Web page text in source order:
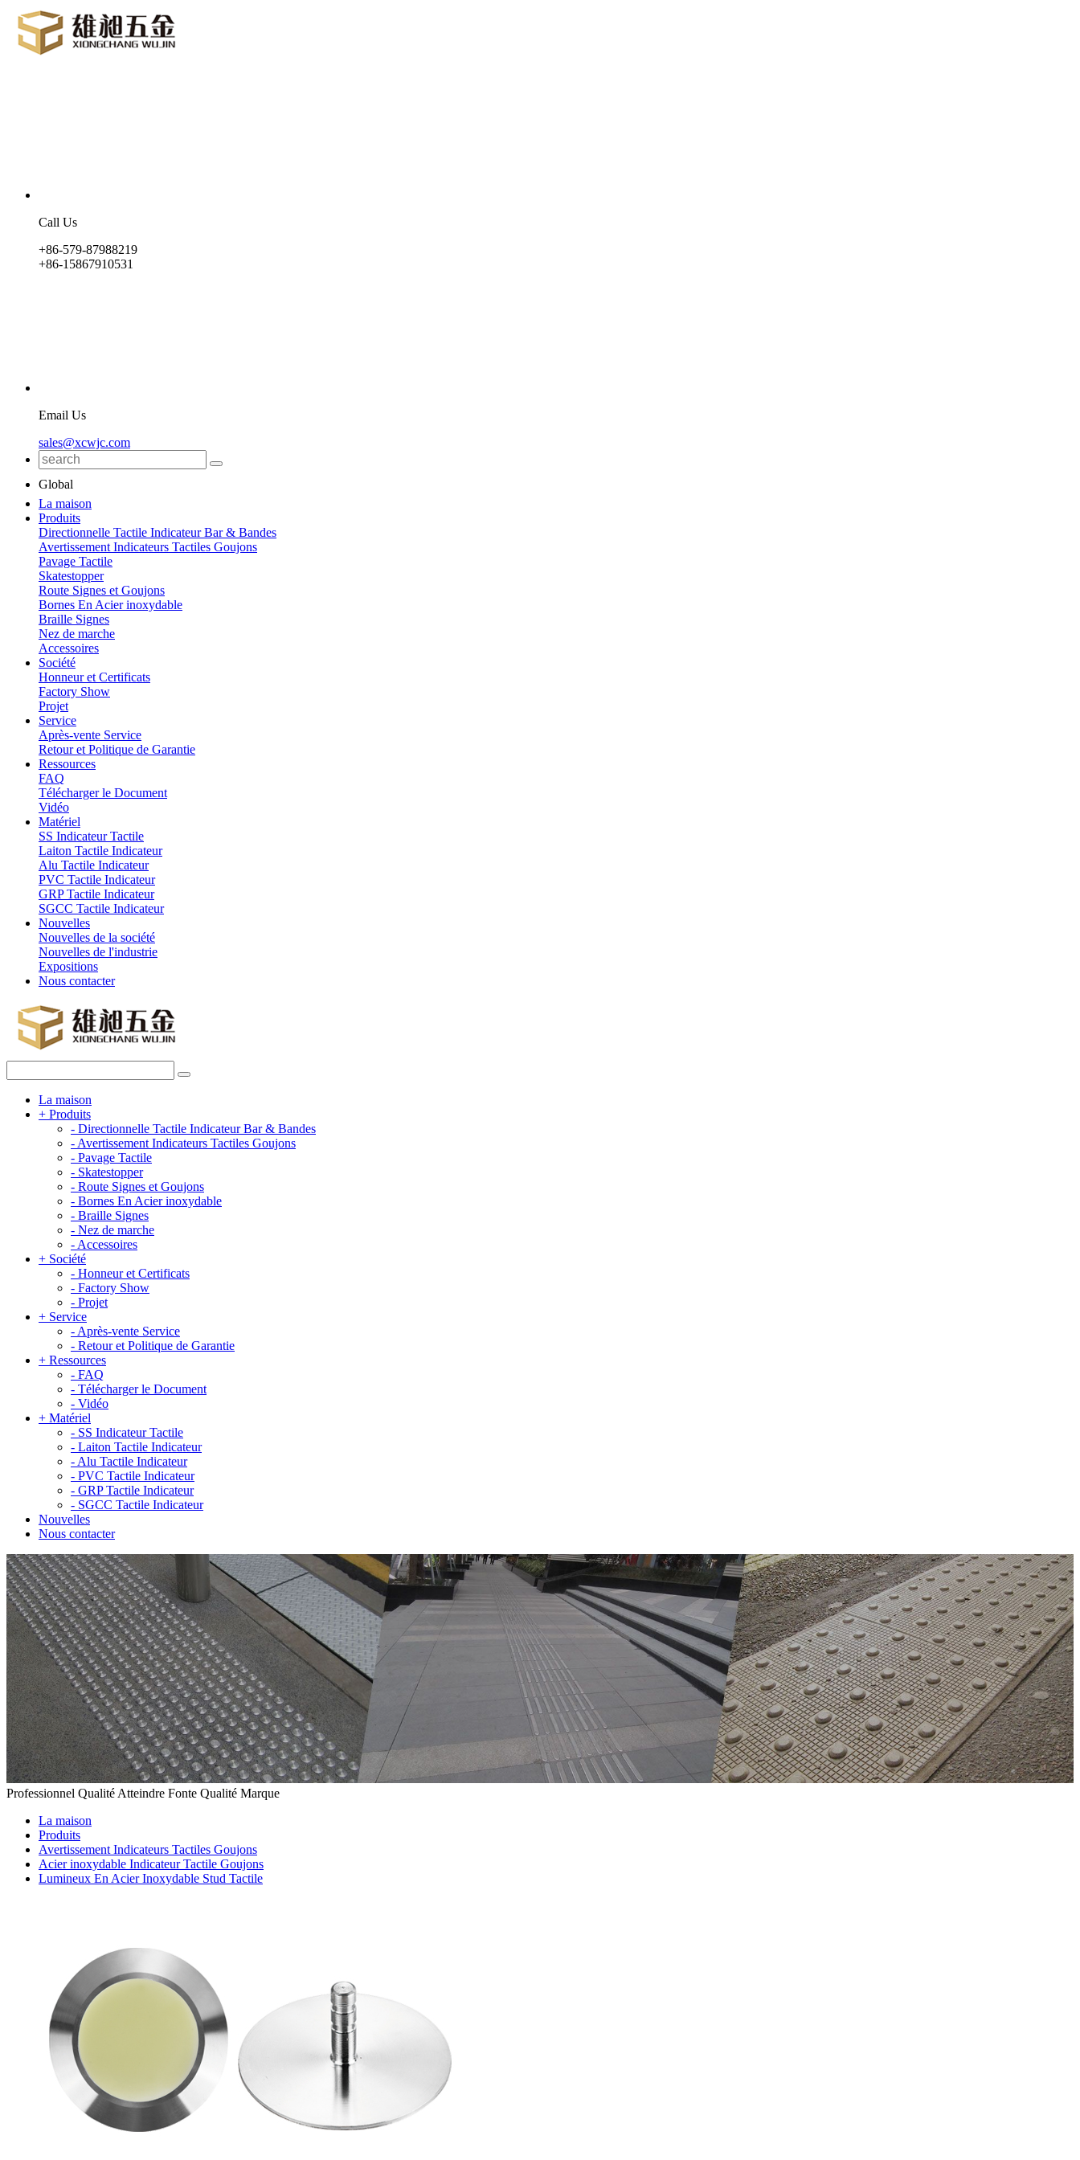
Call Us
+86-579-87988219
+86-15867910531
Email Us
sales@xcwjc.com
Global
La maison
Produits
Directionnelle Tactile Indicateur Bar & Bandes
Avertissement Indicateurs Tactiles Goujons
Pavage Tactile
Skatestopper
Route Signes et Goujons
Bornes En Acier inoxydable
Braille Signes
Nez de marche
Accessoires
Société
Honneur et Certificats
Factory Show
Projet
Service
Après-vente Service
Retour et Politique de Garantie
Ressources
FAQ
Télécharger le Document
Vidéo
Matériel
SS Indicateur Tactile
Laiton Tactile Indicateur
Alu Tactile Indicateur
PVC Tactile Indicateur
GRP Tactile Indicateur
SGCC Tactile Indicateur
Nouvelles
Nouvelles de la société
Nouvelles de l'industrie
Expositions
Nous contacter
La maison
+ Produits
- Directionnelle Tactile Indicateur Bar & Bandes
- Avertissement Indicateurs Tactiles Goujons
- Pavage Tactile
- Skatestopper
- Route Signes et Goujons
- Bornes En Acier inoxydable
- Braille Signes
- Nez de marche
- Accessoires
+ Société
- Honneur et Certificats
- Factory Show
- Projet
+ Service
- Après-vente Service
- Retour et Politique de Garantie
+ Ressources
- FAQ
- Télécharger le Document
- Vidéo
+ Matériel
- SS Indicateur Tactile
- Laiton Tactile Indicateur
- Alu Tactile Indicateur
- PVC Tactile Indicateur
- GRP Tactile Indicateur
- SGCC Tactile Indicateur
Nouvelles
Nous contacter
Professionnel Qualité Atteindre Fonte Qualité Marque
La maison
Produits
Avertissement Indicateurs Tactiles Goujons
Acier inoxydable Indicateur Tactile Goujons
Lumineux En Acier Inoxydable Stud Tactile